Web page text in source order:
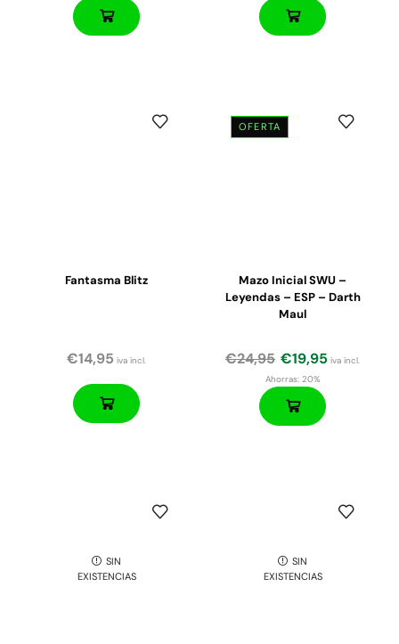
Fantasma Blitz
€14,95 iva incl.
OFERTA
Mazo Inicial SWU –
Leyendas – ESP – Darth
Maul
€24,95 €19,95 iva incl.
Ahorras:20%
SIN
EXISTENCIAS
SIN
EXISTENCIAS